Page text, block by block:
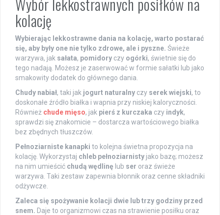
kolację
Wybierając lekkostrawne dania na kolację, warto postarać
się, aby były one nie tylko zdrowe, ale i pyszne. Świeże
warzywa, jak sałata, pomidory czy ogórki, świetnie się do
tego nadają. Możesz je zaserwować w formie sałatki lub jako
smakowity dodatek do głównego dania.
Chudy nabiał, taki jak jogurt naturalny czy serek wiejski, to
doskonałe źródło białka i wapnia przy niskiej kaloryczności.
Również chude mięso, jak pierś z kurczaka czy indyk,
sprawdzi się znakomicie – dostarcza wartościowego białka
bez zbędnych tłuszczów.
Pełnoziarniste kanapki to kolejna świetna propozycja na
kolację. Wykorzystaj chleb pełnoziarnisty jako bazę; możesz
na nim umieścić chudą wędlinę lub ser oraz świeże
warzywa. Taki zestaw zapewnia błonnik oraz cenne składniki
odżywcze.
Zaleca się spożywanie kolacji dwie lub trzy godziny przed
snem. Daje to organizmowi czas na strawienie posiłku oraz